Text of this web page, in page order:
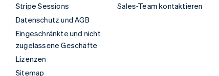
Stripe Sessions
Datenschutz und AGB
Eingeschränkte und nicht
zugelassene Geschäfte
Lizenzen
Sitemap
Sales-Team kontaktieren